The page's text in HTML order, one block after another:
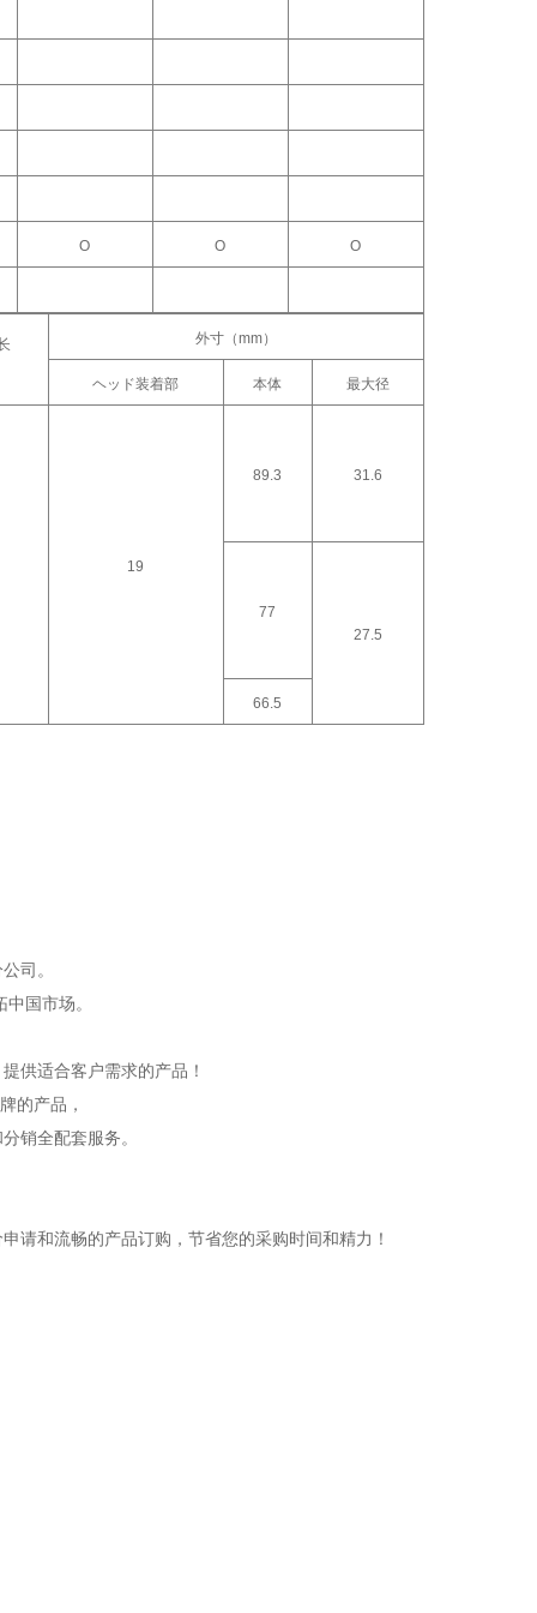
Ο Ο Ο
外寸（mm）
ヘッド装着部 本体 最大径
19
89.3 31.6
77
27.5
66.5
司。
国市场。
供适合客户需求的产品！
的产品，
销全配套服务。
请和流畅的产品订购，节省您的采购时间和精力！